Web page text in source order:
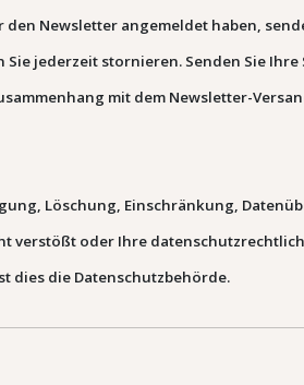
den Newsletter angemeldet haben,
Sie jederzeit stornieren. Senden Sie
mit dem Newsletter-
Löschung, Einschränkung,
verstößt oder Ihre
dies die Datenschutzbehörde.